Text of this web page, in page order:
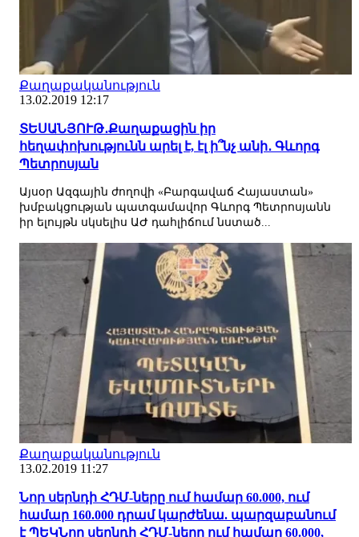
Քաղաքականություն
13.02.2019 12:17
ՏԵՍԱՆՅՈՒԹ․Քաղաքացին իր
հեղափոխությունն արել է, էլ ի՞նչ անի․ Գևորգ
Պետրոսյան
Այսօր Ազգային ժողովի «Բարգավաճ Հայաստան»
խմբակցության պատգամավոր Գևորգ Պետրոսյանն
իր ելույթն սկսելիս ԱԺ դահլիճում նստած...
Քաղաքականություն
13.02.2019 11:27
Նոր սերնդի ՀԴՄ-ները ում համար 60.000, ում
համար 160.000 դրամ կարժենա. պարզաբանում
է ՊԵԿՆոր սերնդի ՀԴՄ-ները ում համար 60.000,